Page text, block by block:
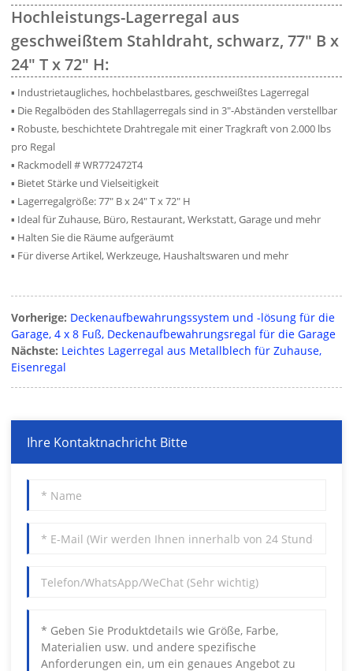
Hochleistungs-Lagerregal aus
geschweißtem Stahldraht, schwarz, 77″ B x
24″ T x 72″ H:
▪ Industrietaugliches, hochbelastbares, geschweißtes Lagerregal
▪ Die Regalböden des Stahllagerregals sind in 3″-Abständen verstellbar
▪ Robuste, beschichtete Drahtregale mit einer Tragkraft von 2.000 lbs
pro Regal
▪ Rackmodell # WR772472T4
▪ Bietet Stärke und Vielseitigkeit
▪ Lagerregalgröße: 77″ B x 24″ T x 72″ H
▪ Ideal für Zuhause, Büro, Restaurant, Werkstatt, Garage und mehr
▪ Halten Sie die Räume aufgeräumt
▪ Für diverse Artikel, Werkzeuge, Haushaltswaren und mehr
Vorherige: Deckenaufbewahrungssystem und -lösung für die
Garage, 4 x 8 Fuß, Deckenaufbewahrungsregal für die Garage
Nächste: Leichtes Lagerregal aus Metallblech für Zuhause,
Eisenregal
Ihre Kontaktnachricht Bitte